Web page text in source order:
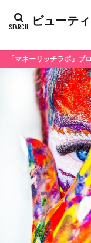
ビューテ
ラボ」ブログはこちら！